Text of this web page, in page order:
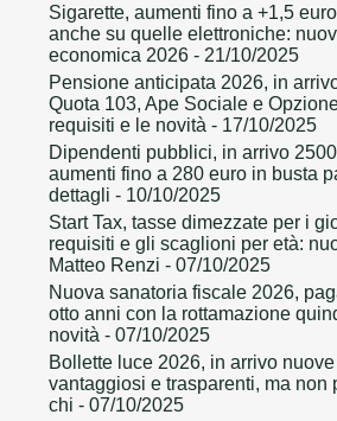
Sigarette, aumenti fino a +1,5
anche su quelle elettroniche:
economica 2026 - 21/10/2025
Pensione anticipata 2026, in
Quota 103, Ape Sociale e
requisiti e le novità - 17/10/2025
Dipendenti pubblici, in arrivo
aumenti fino a 280 euro in busta
dettagli - 10/10/2025
Start Tax, tasse dimezzate per i
requisiti e gli scaglioni per età:
Matteo Renzi - 07/10/2025
Nuova sanatoria fiscale 2026,
otto anni con la rottamazione
novità - 07/10/2025
Bollette luce 2026, in arrivo
vantaggiosi e trasparenti, ma non
chi - 07/10/2025